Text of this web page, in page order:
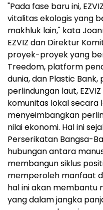
"Pada fase baru ini,
vitalitas ekologis yang
makhluk lain," kata
EZVIZ dan Direktur
proyek-proyek yang
Treedom, platform
dunia, dan Plastic
perlindungan laut,
komunitas lokal secara
menyeimbangkan
nilai ekonomi. Hal ini
Perserikatan Bangsa-
hubungan antara
membangun siklus
memperoleh manfaat
hal ini akan
yang dalam jangka